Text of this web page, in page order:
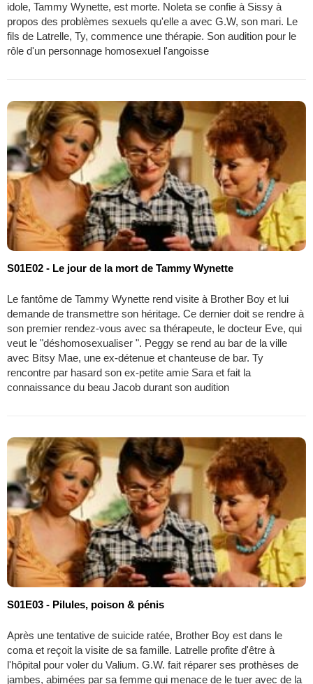
idole, Tammy Wynette, est morte. Noleta se confie à Sissy à
propos des problèmes sexuels qu'elle a avec G.W, son mari. Le
fils de Latrelle, Ty, commence une thérapie. Son audition pour le
rôle d'un personnage homosexuel l'angoisse
S01E02 - Le jour de la mort de Tammy Wynette
Le fantôme de Tammy Wynette rend visite à Brother Boy et lui
demande de transmettre son héritage. Ce dernier doit se rendre à
son premier rendez-vous avec sa thérapeute, le docteur Eve, qui
veut le "déshomosexualiser ". Peggy se rend au bar de la ville
avec Bitsy Mae, une ex-détenue et chanteuse de bar. Ty
rencontre par hasard son ex-petite amie Sara et fait la
connaissance du beau Jacob durant son audition
S01E03 - Pilules, poison & pénis
Après une tentative de suicide ratée, Brother Boy est dans le
coma et reçoit la visite de sa famille. Latrelle profite d'être à
l'hôpital pour voler du Valium. G.W. fait réparer ses prothèses de
jambes, abimées par sa femme qui menace de le tuer avec de la